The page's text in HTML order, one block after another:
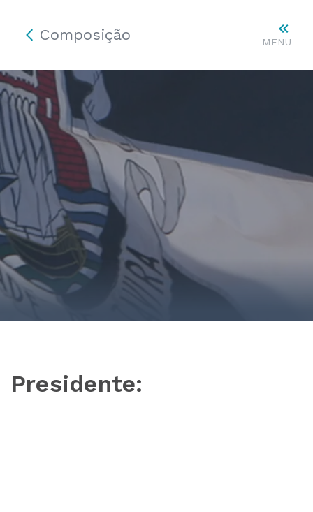
MENU
Composição
Presidente: